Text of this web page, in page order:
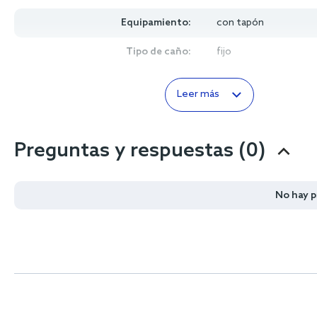
Equipamiento: con tapón
Tipo de caño: fijo
Leer más
Preguntas y respuestas (0)
No hay